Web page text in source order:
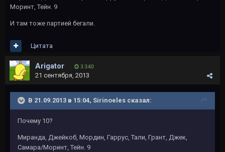
Моринт, Тейн. 9
И там тоже партией бегали.
Цитата
Arigator 3 340
21 сентября, 2013
В 21.09.2013 в 15:04, Sirinoeles сказал:
Почему 10?
Миранда, Джейкоб, Мордин, Гаррус, Тали, Грант, Джек,
Самара/Моринт, Тейн. 9